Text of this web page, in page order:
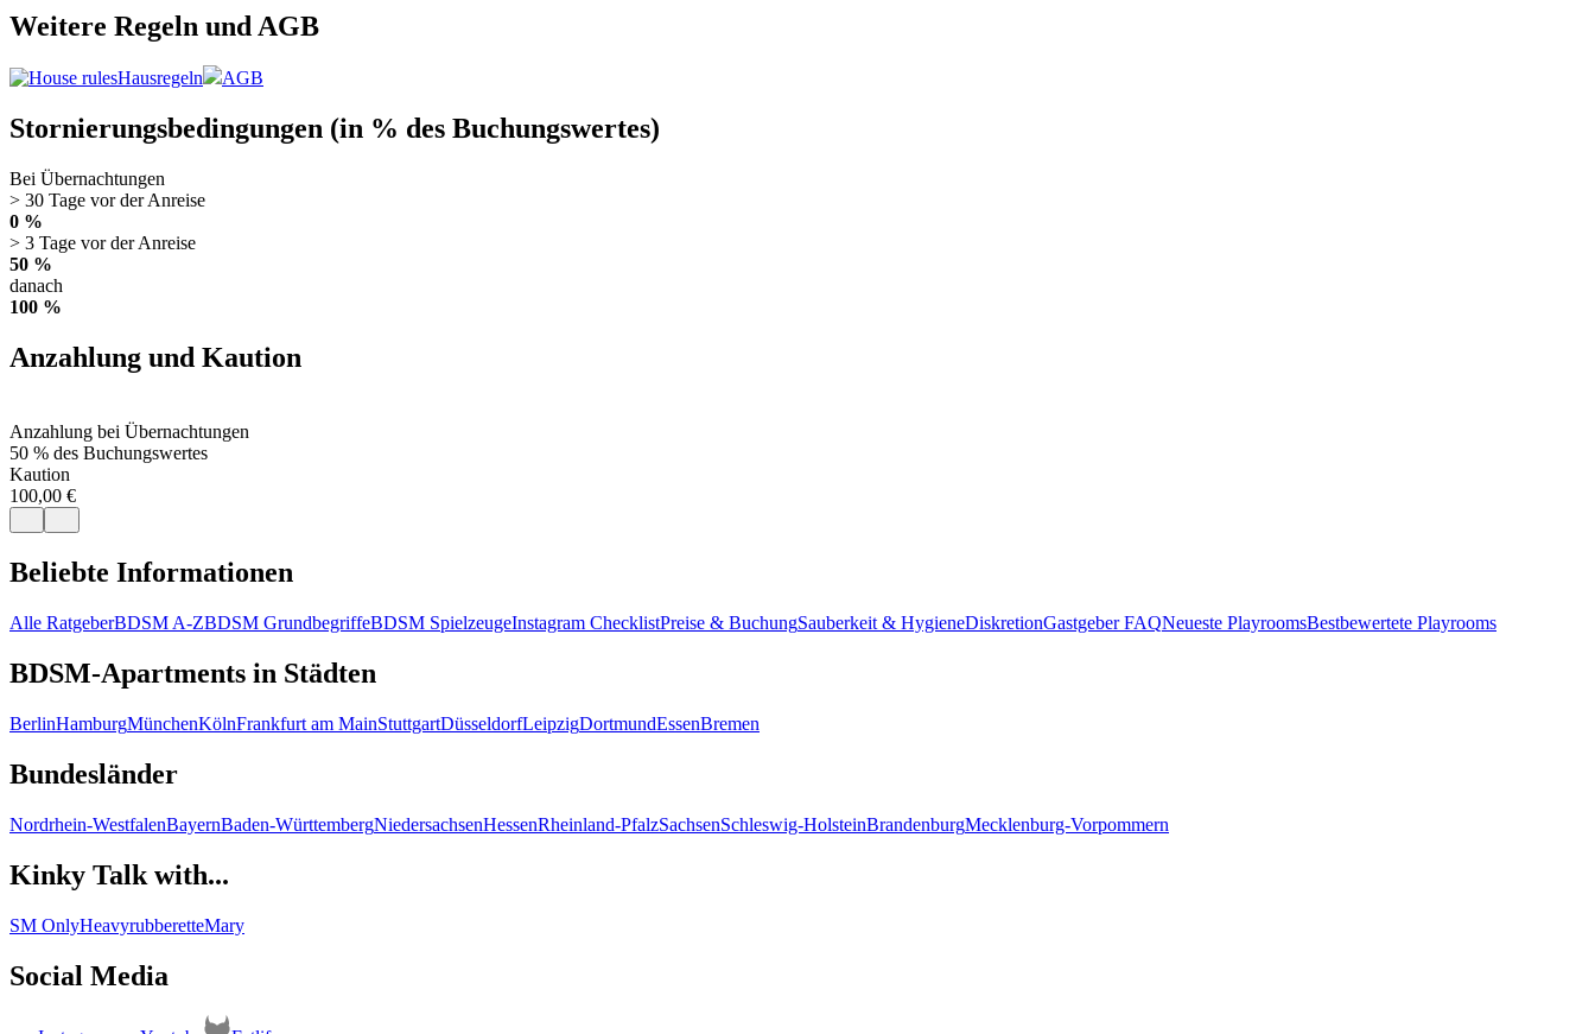
Weitere Regeln und AGB
Hausregeln AGB
Stornierungsbedingungen (in % des Buchungswertes)
Bei Übernachtungen
> 30 Tage vor der Anreise
0 %
> 3 Tage vor der Anreise
50 %
danach
100 %
Anzahlung und Kaution
Anzahlung bei Übernachtungen
50 % des Buchungswertes
Kaution
100,00 €
Beliebte Informationen
Alle RatgeberBDSM A-ZBDSM GrundbegriffeBDSM SpielzeugeInstagram ChecklistPreise & BuchungSauberkeit & HygieneDiskretionGastgeber FAQNeueste PlayroomsBestbewertete Playrooms
BDSM-Apartments in Städten
BerlinHamburgMünchenKölnFrankfurt am MainStuttgartDüsseldorfLeipzigDortmundEssenBremen
Bundesländer
Nordrhein-WestfalenBayernBaden-WürttembergNiedersachsenHessenRheinland-PfalzSachsenSchleswig-HolsteinBrandenburgMecklenburg-Vorpommern
Kinky Talk with...
SM OnlyHeavyrubberetteMary
Social Media